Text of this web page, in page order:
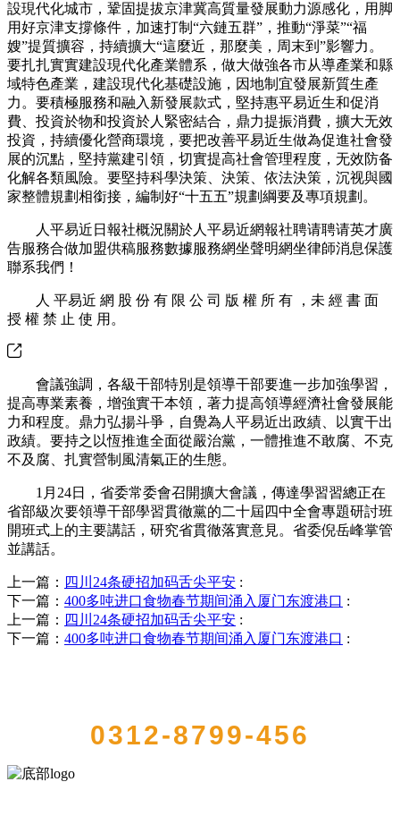
設現代化城市，鞏固提拔京津冀高質量發展動力源感化，用脚
用好京津支撐條件，加速打制“六鏈五群”，推動“淨菜”“福
嫂”提質擴容，持續擴大“這麼近，那麼美，周末到”影響力。
要扎扎實實建設現代化產業體系，做大做強各市从導產業和縣
域特色產業，建設現代化基礎設施，因地制宜發展新質生產
力。要積極服務和融入新發展款式，堅持惠平易近生和促消
費、投資於物和投資於人緊密結合，鼎力提振消費，擴大无效
投資，持續優化營商環境，要把改善平易近生做為促進社會發
展的沉點，堅持黨建引領，切實提高社會管理程度，无效防备
化解各類風險。要堅持科學決策、決策、依法決策，沉视與國
家整體規劃相銜接，編制好“十五五”規劃綱要及專項規劃。
人平易近日報社概況關於人平易近網報社聘请聘请英才廣
告服務合做加盟供稿服務數據服務網坐聲明網坐律師消息保護
聯系我們！
人 平易近 網 股 份 有 限 公 司 版 權 所 有 ，未 經 書 面
授 權 禁 止 使 用。
會議強調，各級干部特別是領導干部要進一步加強學習，
提高專業素養，增強實干本領，著力提高領導經濟社會發展能
力和程度。鼎力弘揚斗爭，自覺為人平易近出政績、以實干出
政績。要持之以恆推進全面從嚴治黨，一體推進不敢腐、不克
不及腐、扎實營制風清氣正的生態。
1月24日，省委常委會召開擴大會議，傳達學習習總正在
省部級次要領導干部學習貫徹黨的二十屆四中全會專題研討班
開班式上的主要講話，研究省貫徹落實意見。省委倪岳峰掌管
並講話。
上一篇： 四川24条硬招加码舌尖平安 :
下一篇： 400多吨进口食物春节期间涌入厦门东渡港口 :
上一篇： 四川24条硬招加码舌尖平安 :
下一篇： 400多吨进口食物春节期间涌入厦门东渡港口 :
0312-8799-456